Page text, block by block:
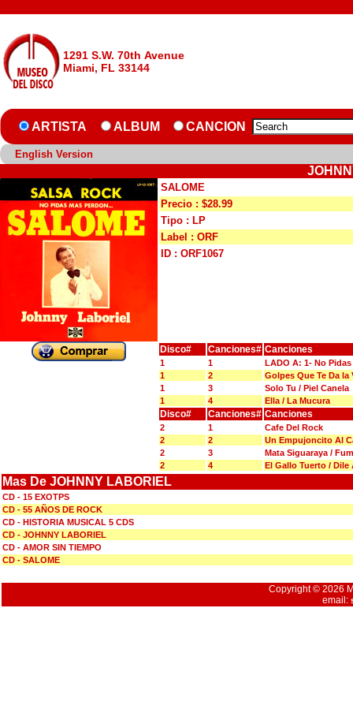
1291 S.W. 70th Avenue
Miami, FL 33144
ARTISTA ALBUM CANCION
English Version
SALOME
Precio : $28.99
Tipo : LP
Label : ORF
ID : ORF1067
Disco# Canciones# Canciones
1 1
LADO A: 1- No
1
2
Golpes Que Te Da la
1
3
Solo Tu / Piel Canela
1
4 Ella / La Mucura
Disco# Canciones# Canciones
2 1
Cafe Del Rock
2
2
Un Empujoncito Al
2
3
Mata Siguaraya /
2
4 El Gallo Tuerto / Dile
Mas De JOHNNY LABORIEL
CD - 15 EXOTPS
CD - 55 AÑOS DE ROCK
CD - HISTORIA MUSICAL 5 CDS
CD - JOHNNY LABORIEL
CD - AMOR SIN TIEMPO
CD - SALOME
Copyright © 2026
email: